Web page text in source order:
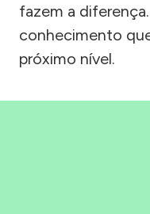
fazem a
conhecimento
próximo nível.